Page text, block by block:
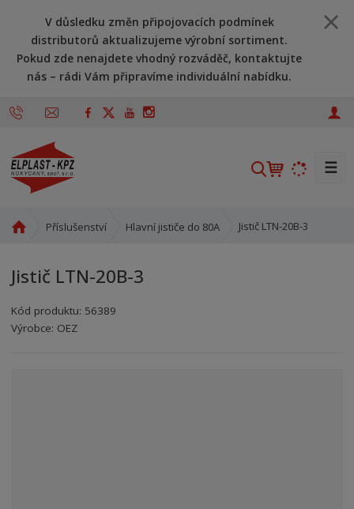
V důsledku změn připojovacích podmínek
distributorů aktualizujeme výrobní sortiment.
Pokud zde nenajdete vhodný rozváděč, kontaktujte
nás – rádi Vám připravíme individuální nabídku.
V
l
☰
d
í
s
Příslušenství Hlavní jističe do 80A Jistič LTN-20B-3
Jistič LTN-20B-3
Kód produktu: 56389
Kód výrobce:
Kód dodavatele:
Výrobce: OEZ